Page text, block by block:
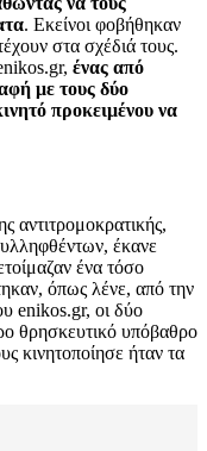
. Εκείνοι φοβήθηκαν
στα σχέδιά τους.
ένας από
με τους δύο
προκειμένου να
αντιτρομοκρατικής,
έκανε
ένα τόσο
όπως λένε, από την
enikos.gr, οι δύο
θρησκευτικό υπόβαθρο
κινητοποίησε ήταν τα